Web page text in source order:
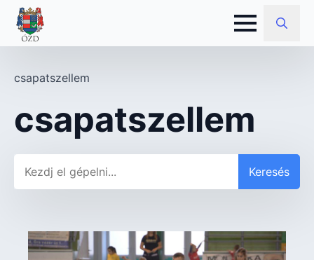
Search
csapatszellem
csapatszellem
Keresés